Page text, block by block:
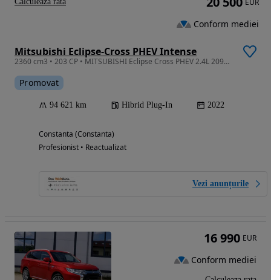
Mitsubishi Eclipse-Cross PHEV Intense
2360 cm3 • 203 CP • MITSUBISHI Eclipse Cross PHEV 2.4L 209CP 4WD A/T Intense 2023MY
Promovat
94 621 km Hibrid Plug-In 2022
Constanta (Constanta)
Profesionist • Reactualizat
Vezi anunțurile
Conform mediei
16 990 EUR
Conform mediei